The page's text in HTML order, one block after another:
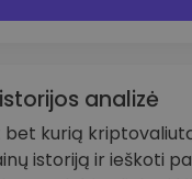
analizė
bet kurią
istoriją ir ieškoti